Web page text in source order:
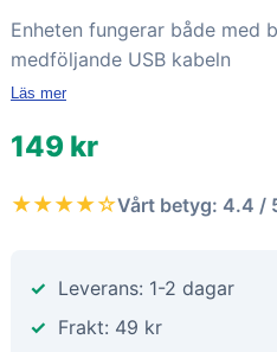
Enheten fungerar både med
medföljande USB kabeln
Läs mer
149 kr
★★★★☆Vårt betyg: 4.4 /
Leverans: 1-2 dagar
Frakt: 49 kr